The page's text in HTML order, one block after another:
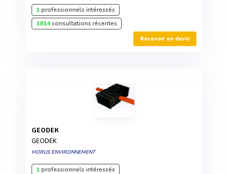
1professionnels intéressés
1814consultations récentes
Recevoir un devis
GEODEK
GEODEK
HORUS ENVIRONNEMENT
1professionnels intéressés